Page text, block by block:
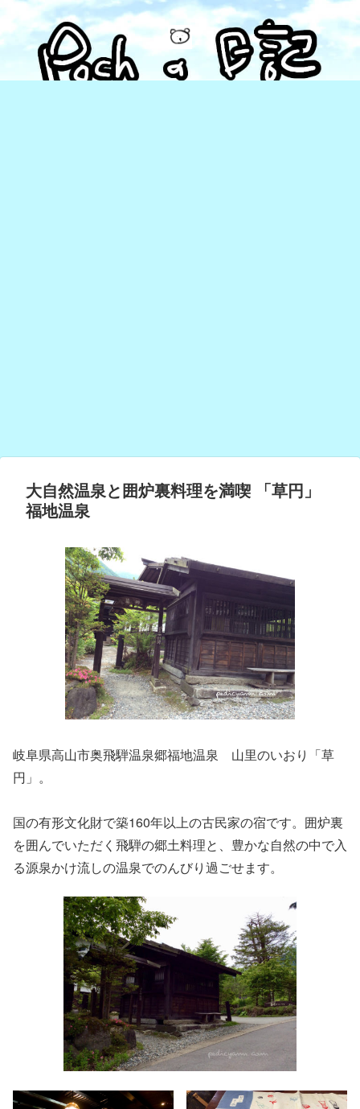
大自然温泉と囲炉裏料理を満喫 「草円」
福地温泉
岐阜県高山市奥飛騨温泉郷福地温泉 山里のいおり「草
円」。
国の有形文化財で築160年以上の古民家の宿です。囲炉裏
を囲んでいただく飛騨の郷土料理と、豊かな自然の中で入
る源泉かけ流しの温泉でのんびり過ごせます。